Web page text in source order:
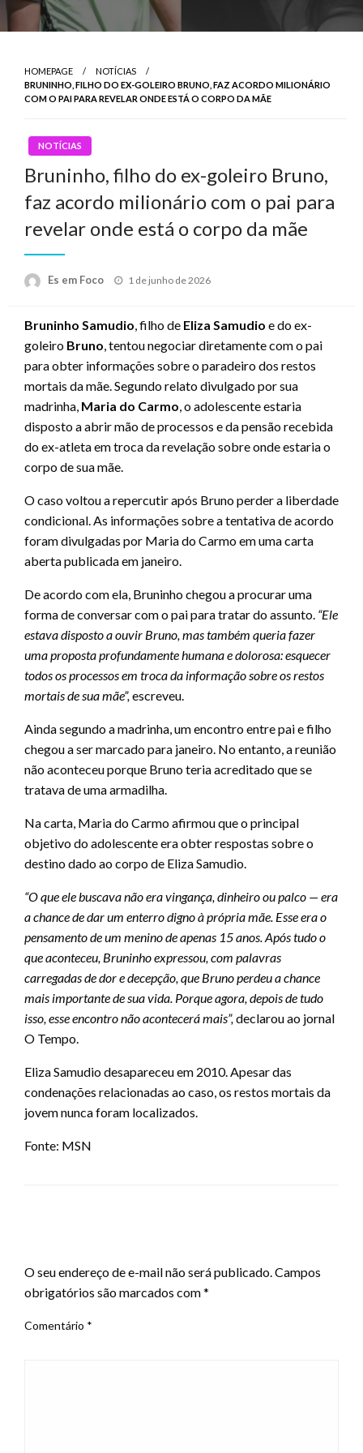
HOMEPAGE
NOTÍCIAS
BRUNINHO, FILHO DO EX-GOLEIRO BRUNO, FAZ ACORDO MILIONÁRIO
COM O PAI PARA REVELAR ONDE ESTÁ O CORPO DA MÃE
NOTÍCIAS
Bruninho, filho do ex-goleiro Bruno,
faz acordo milionário com o pai para
revelar onde está o corpo da mãe
Es em Foco
Posted
1 de junho de 2026
Bruninho Samudio, filho de Eliza Samudio e do ex-
goleiro Bruno, tentou negociar diretamente com o pai
para obter informações sobre o paradeiro dos restos
mortais da mãe. Segundo relato divulgado por sua
madrinha, Maria do Carmo, o adolescente estaria
disposto a abrir mão de processos e da pensão recebida
do ex-atleta em troca da revelação sobre onde estaria o
corpo de sua mãe.
O caso voltou a repercutir após Bruno perder a liberdade
condicional. As informações sobre a tentativa de acordo
foram divulgadas por Maria do Carmo em uma carta
aberta publicada em janeiro.
De acordo com ela, Bruninho chegou a procurar uma
forma de conversar com o pai para tratar do assunto. “Ele
estava disposto a ouvir Bruno, mas também queria fazer
uma proposta profundamente humana e dolorosa: esquecer
todos os processos em troca da informação sobre os restos
mortais de sua mãe”,escreveu.
Ainda segundo a madrinha, um encontro entre pai e filho
chegou a ser marcado para janeiro. No entanto, a reunião
não aconteceu porque Bruno teria acreditado que se
tratava de uma armadilha.
Na carta, Maria do Carmo afirmou que o principal
objetivo do adolescente era obter respostas sobre o
destino dado ao corpo de Eliza Samudio.
“O que ele buscava não era vingança, dinheiro ou palco — era
a chance de dar um enterro digno à própria mãe. Esse era o
pensamento de um menino de apenas 15 anos. Após tudo o
que aconteceu, Bruninho expressou, com palavras
carregadas de dor e decepção, que Bruno perdeu a chance
mais importante de sua vida. Porque agora, depois de tudo
isso, esse encontro não acontecerá mais”,declarou ao jornal
O Tempo.
Eliza Samudio desapareceu em 2010. Apesar das
condenações relacionadas ao caso, os restos mortais da
jovem nunca foram localizados.
Fonte: MSN
O seu endereço de e-mail não será publicado.Campos
obrigatórios são marcados com*
Comentário *